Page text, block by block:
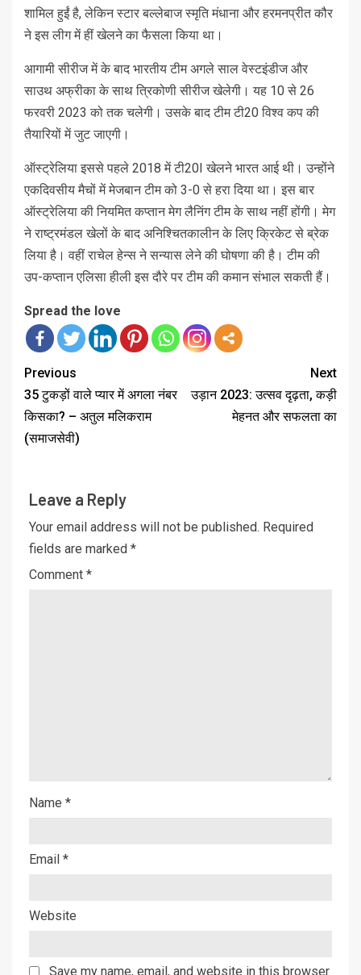
शामिल हुईं है, लेकिन स्टार बल्लेबाज स्मृति मंधाना और हरमनप्रीत कौर
ने इस लीग में हीं खेलने का फैसला किया था।
आगामी सीरीज में के बाद भारतीय टीम अगले साल वेस्टइंडीज और
साउथ अफ्रीका के साथ त्रिकोणी सीरीज खेलेगी। यह 10 से 26
फरवरी 2023 को तक चलेगी। उसके बाद टीम टी20 विश्व कप की
तैयारियों में जुट जाएगी।
ऑस्ट्रेलिया इससे पहले 2018 में टी20I खेलने भारत आई थी। उन्होंने
एकदिवसीय मैचों में मेजबान टीम को 3-0 से हरा दिया था। इस बार
ऑस्ट्रेलिया की नियमित कप्तान मेग लैनिंग टीम के साथ नहीं होंगी। मेग
ने राष्ट्रमंडल खेलों के बाद अनिश्चितकालीन के लिए क्रिकेट से ब्रेक
लिया है। वहीं राचेल हेन्स ने सन्यास लेने की घोषणा की है। टीम की
उप-कप्तान एलिसा हीली इस दौरे पर टीम की कमान संभाल सकती हैं।
Spread the love
Previous
35 टुकड़ों वाले प्यार में अगला नंबर
किसका? – अतुल मलिकराम
(समाजसेवी)
Next
उड़ान 2023: उत्सव दृढ़ता, कड़ी
मेहनत और सफलता का
Leave a Reply
Your email address will not be published. Required
fields are marked *
Comment *
Name *
Email *
Website
Save my name, email, and website in this browser